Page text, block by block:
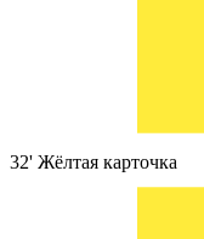
32' Жёлтая карточка